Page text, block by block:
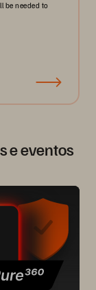
be needed to
e eventos